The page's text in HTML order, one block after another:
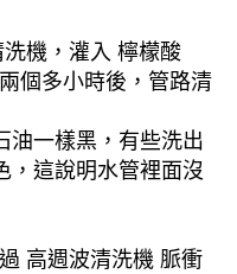
機，灌入 檸檬酸
個多小時後，管路清
油一樣黑，有些洗出
，這說明水管裡面沒
高週波清洗機 脈衝